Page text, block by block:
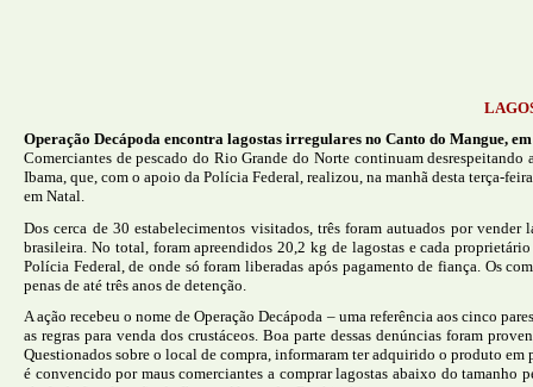
Operação Decápoda encontra lagostas irregulares no Canto do Mangue,
Comerciantes de pescado do Rio Grande do Norte continuam
Ibama, que, com o apoio da Polícia Federal, realizou, na manhã desta terça-
em Natal.
Dos cerca de 30 estabelecimentos visitados, três foram autuados por
brasileira. No total, foram apreendidos 20,2 kg de lagostas e cada
Polícia Federal, de onde só foram liberadas após pagamento de fiança. Os
penas de até três anos de detenção.
A ação recebeu o nome de Operação Decápoda – uma referência aos cinco
as regras para venda dos crustáceos. Boa parte dessas denúncias foram
Questionados sobre o local de compra, informaram ter adquirido o produto
é convencido por maus comerciantes a comprar lagostas abaixo do